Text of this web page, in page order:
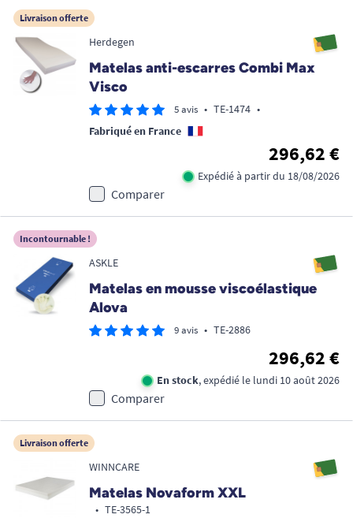
Livraison offerte
Herdegen
Matelas anti-escarres Combi Max
Visco
5 avis • TE-1474 •
Fabriqué en France
296,62 €
Expédié à partir du 18/08/2026
Comparer
Incontournable !
ASKLE
Matelas en mousse viscoélastique
Alova
9 avis • TE-2886
296,62 €
En stock, expédié le lundi 10 août 2026
Comparer
Livraison offerte
WINNCARE
Matelas Novaform XXL
• TE-3565-1